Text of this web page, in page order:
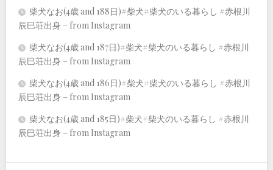
柴犬なお(4歳 and 188日)#柴犬#柴犬のいる暮らし #赤根川
辰巳荘出身 – from Instagram
柴犬なお(4歳 and 187日)#柴犬#柴犬のいる暮らし #赤根川
辰巳荘出身 – from Instagram
柴犬なお(4歳 and 186日)#柴犬#柴犬のいる暮らし #赤根川
辰巳荘出身 – from Instagram
柴犬なお(4歳 and 185日)#柴犬#柴犬のいる暮らし #赤根川
辰巳荘出身 – from Instagram